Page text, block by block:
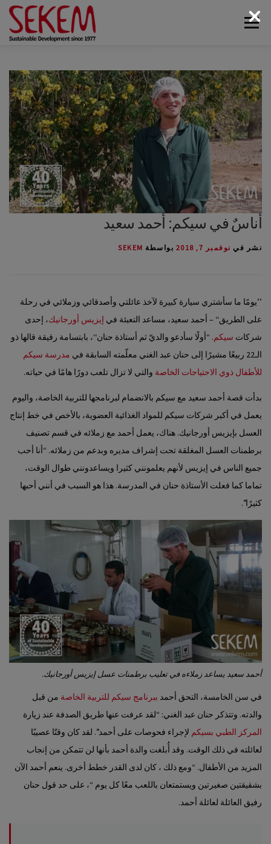
إلىالقائمة
اتصل بنا الوسائط أخبار سيكم البيئة
الحياة الثقافية الحياة الاجتماعية الاقتصاد
عن سيكم
أناسٌ في سيكم: أحمد سعيد
نشر في نوفمبر 7, 2018 بواسطة SEKEM
’’يومًا ما سأشتري سيارة كبيرة لآخذ عائلتي وأصدقائي وزملائي في رحلة
على الطريق‘‘ – أحمد سعيد، مساعد التعبئة في إيزيس أورجانيك، إحدى
شركات سيكم. “أولًا سأدعو والديّ ثم أستاذة حنان‘‘، بابتسامة رقيقة قالها ذو
الـ22 ربيعًا مشيرًا إلى حنان عبد الغني معلّمته السابقة في
مدرسة سيكم
للأطفال ذوي الاحتياجات الخاصة والتي لا تزال تلعب دورًا هامًا في حياته.
بدأت قصة أحمد سعيد مع سيكم بالانضمام لبرنامجها للتربية الخاصة، واليوم
يعمل في أكبر شركات سيكم للمواد الغذائية العضوية، بالأخص في خط إنتاج
العسل بإيزيس أورجانيك. هناك، يعمل أحمد مع زملائه في قسم تصنيف
برطمنات العسل المغلقة تحت إشراف مديره وبدعم من زملائه. “أنا أحب
جميع الناس في إيزيس لأنهم يعلمونني كثيرا ويساعدونني طوال الوقت،
تماما كما فعلت الأستاذة حنان في المدرسة. هذا هو السبب في أنني أحبها
كثيرًا”.
أحمد سعيد يساعد زملاءه في تعليب برطمنات عسل إيزيس أورجانيك.
في سن الخامسة، التحق أحمد ببرنامج سيكم للتربية الخاصة من قبل
والدته. وتتذكر حنان عبد الغني: “لقد عرفت عنها طريق الصدفة عند زيارة
المركز الطبي بسيكم لإجراء فحوصات على أحمد”. لقد كان وقتًا عصيبًا
لعائلته في ذلك الوقت. وقد أُبلغت والدة أحمد بأنها لن تتمكن من إنجاب
المزيد من الأطفال. “ومع ذلك ، كان لدى القدر خطط أخرى. ينعم أحمد الآن
بشقيقتين صغيرتين ويستمتعان باللعب معًا كل يوم “، على حد قول حنان
رفيق العائلة لعائلة أحمد.